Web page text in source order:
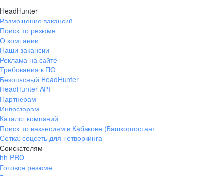
HeadHunter
Размещение вакансий
Поиск по резюме
О компании
Наши вакансии
Реклама на сайте
Требования к ПО
Безопасный HeadHunter
HeadHunter API
Партнерам
Инвесторам
Каталог компаний
Поиск по вакансиям в Кабакове (Башкортостан)
Сетка: соцсеть для нетворкинга
Соискателям
hh PRO
Готовое резюме